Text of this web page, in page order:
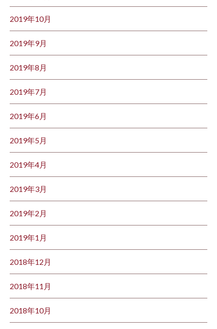
2019年10月
2019年9月
2019年8月
2019年7月
2019年6月
2019年5月
2019年4月
2019年3月
2019年2月
2019年1月
2018年12月
2018年11月
2018年10月